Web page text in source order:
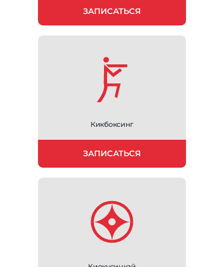
ЗАПИСАТЬСЯ
Кикбоксинг
ЗАПИСАТЬСЯ